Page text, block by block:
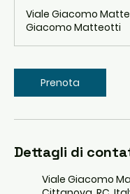
e
Viale Giacomo
Giacomo Matteotti
Prenota
Dettagli di
Viale Giacomo